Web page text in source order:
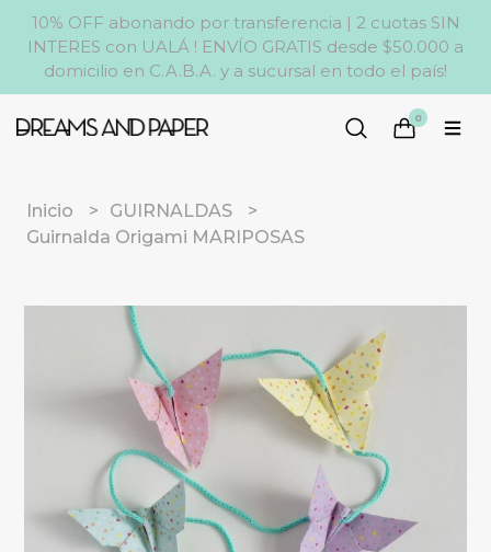
10% OFF abonando por transferencia | 2 cuotas SIN
INTERES con UALÁ ! ENVÍO GRATIS desde $50.000 a
domicilio en C.A.B.A. y a sucursal en todo el país!
0
Inicio
GUIRNALDAS
Guirnalda Origami MARIPOSAS